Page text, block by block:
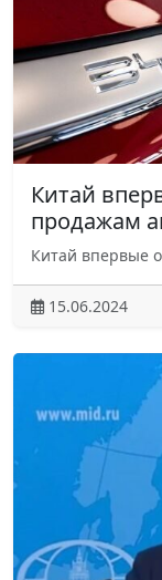
Китай
продажам
Китай впервые
15.06.2024